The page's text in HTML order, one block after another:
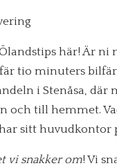
här! Är ni
tio minuters
i Stenåsa, där
och till hemmet.
sitt huvudkontor
vi snakker om! Vi